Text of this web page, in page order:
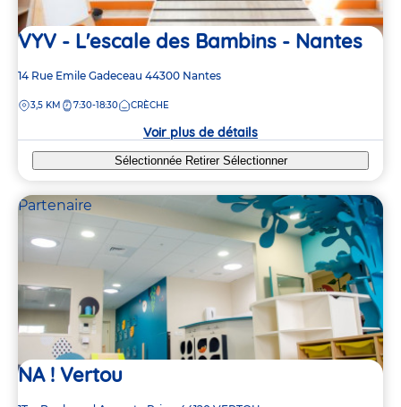
VYV - L'escale des Bambins - Nantes
Adresse
la
14 Rue Emile Gadeceau 44300 Nantes
DISTANCE
3,5 KM 7:30-18:30 CRÈCHE
Voir plus de détails
Sélectionnée Retirer Sélectionner
Partenaire
NA ! Vertou
5
3
3
2
5
3
3
2